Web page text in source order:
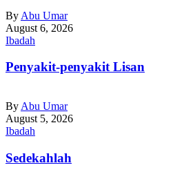
By Abu Umar
August 6, 2026
Ibadah
Penyakit-penyakit Lisan
By Abu Umar
August 5, 2026
Ibadah
Sedekahlah